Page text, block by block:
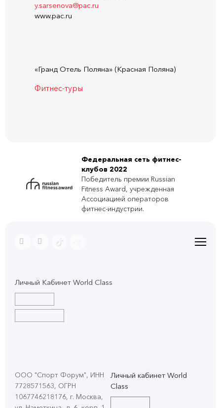
y.sarsenova@pac.ru
www.pac.ru
«Гранд Отель Поляна» (Красная Поляна)
Фитнес-туры
Федеральная сеть фитнес-
клубов 2022
Победитель премии Russian
Fitness Award, учрежденная
Ассоциацией операторов
фитнес-индустрии.
Личный Кабинет World Class
ООО "Спорт Форум", ИНН
7728571563, ОГРН
1067746218176, г. Москва,
Личный кабинет World
Class